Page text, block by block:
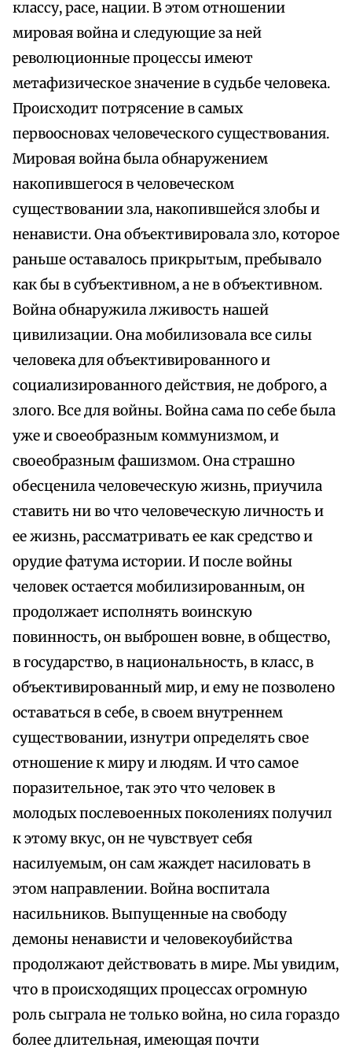
классу, расе, нации. В этом отношении
мировая война и следующие за ней
революционные процессы имеют
метафизическое значение в судьбе человека.
Происходит потрясение в самых
первоосновах человеческого существования.
Мировая война была обнаружением
накопившегося в человеческом
существовании зла, накопившейся злобы и
ненависти. Она объективировала зло, которое
раньше оставалось прикрытым, пребывало
как бы в субъективном, а не в объективном.
Война обнаружила лживость нашей
цивилизации. Она мобилизовала все силы
человека для объективированного и
социализированного действия, не доброго, а
злого. Все для войны. Война сама по себе была
уже и своеобразным коммунизмом, и
своеобразным фашизмом. Она страшно
обесценила человеческую жизнь, приучила
ставить ни во что человеческую личность и
ее жизнь, рассматривать ее как средство и
орудие фатума истории. И после войны
человек остается мобилизированным, он
продолжает исполнять воинскую
повинность, он выброшен вовне, в общество,
в государство, в национальность, в класс, в
объективированный мир, и ему не позволено
оставаться в себе, в своем внутреннем
существовании, изнутри определять свое
отношение к миру и людям. И что самое
поразительное, так это что человек в
молодых послевоенных поколениях получил
к этому вкус, он не чувствует себя
насилуемым, он сам жаждет насиловать в
этом направлении. Война воспитала
насильников. Выпущенные на свободу
демоны ненависти и человекоубийства
продолжают действовать в мире. Мы увидим,
что в происходящих процессах огромную
роль сыграла не только война, но сила гораздо
более длительная, имеющая почти